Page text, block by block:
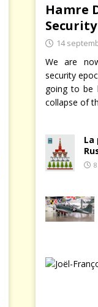
Hamre
14
We are
security
going to be
collapse of
La